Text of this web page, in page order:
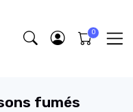
fumés